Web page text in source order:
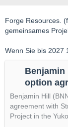
Forge Resources.
gemeinsames
Wenn Sie bis 2027
Benjamin
option
Benjamin Hill
agreement with
Project in the